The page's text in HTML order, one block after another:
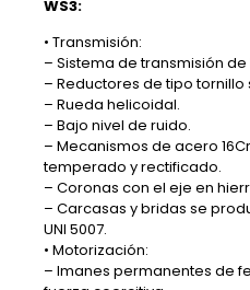
WS3:
• Transmisión:
– Sistema de transmisión
– Reductores de tipo tornillo
– Rueda helicoidal.
– Bajo nivel de ruido.
– Mecanismos de acero
temperado y rectificado.
– Coronas con el eje en
– Carcasas y bridas se
UNI 5007.
• Motorización:
– Imanes permanentes de